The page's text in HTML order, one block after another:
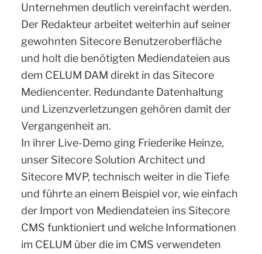
Unternehmen deutlich vereinfacht werden.
Der Redakteur arbeitet weiterhin auf seiner
gewohnten Sitecore Benutzeroberfläche
und holt die benötigten Mediendateien aus
dem CELUM DAM direkt in das Sitecore
Mediencenter. Redundante Datenhaltung
und Lizenzverletzungen gehören damit der
Vergangenheit an.
In ihrer Live-Demo ging Friederike Heinze,
unser Sitecore Solution Architect und
Sitecore MVP, technisch weiter in die Tiefe
und führte an einem Beispiel vor, wie einfach
der Import von Mediendateien ins Sitecore
CMS funktioniert und welche Informationen
im CELUM über die im CMS verwendeten